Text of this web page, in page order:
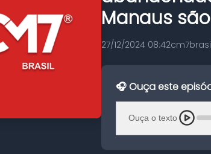
Manaus
27/12/2024 08:42
🎧 Ouça este
Ouça o texto